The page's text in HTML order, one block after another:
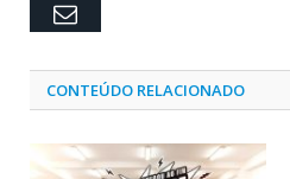
Email
CONTEÚDO RELACIONADO